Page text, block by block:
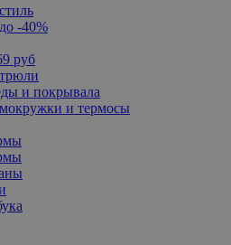
-40%
руб
и покрывала
и термосы